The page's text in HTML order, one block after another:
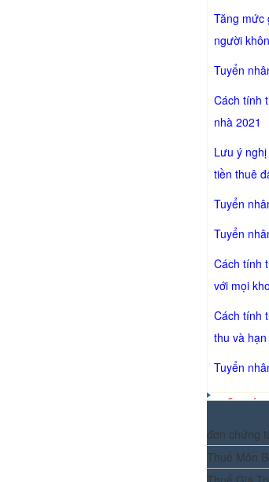
Tăng mức
người
Tuyển
Cách tính
nhà 2021
Lưu ý
tiền thuê
Tuyển
Tuyển
Cách tính
với mọi
Cách tính
thu và
Tuyển
KẾ TOÁN
đơn chứng
Thuế Môn